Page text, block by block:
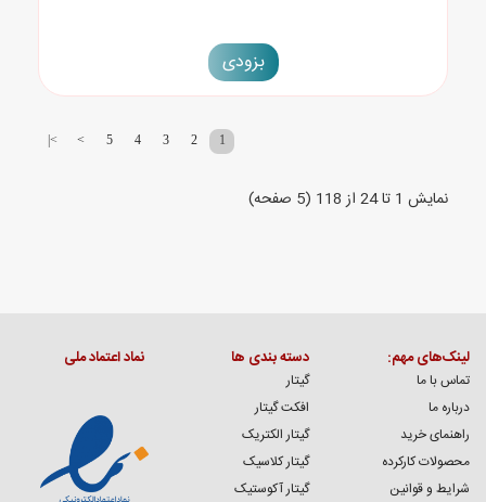
بزودی
1
2
3
4
5
>
>|
نمايش 1 تا 24 از 118 (5 صفحه)
لینک‌های مهم:
تماس با ما
درباره ما
راهنمای خرید
محصولات کارکرده
شرایط و قوانین
دسته بندی ها
گیتار
افکت گیتار
گیتار الکتریک
گیتار کلاسیک
گیتار آکوستیک
نماد اعتماد ملی